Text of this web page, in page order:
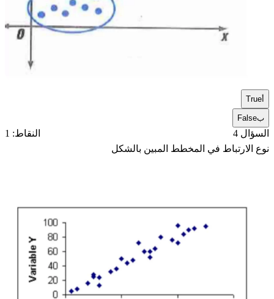
True
بFalse
السؤال 4
النقاط: 1
نوع الارتباط في المخطط المبين بالشكل